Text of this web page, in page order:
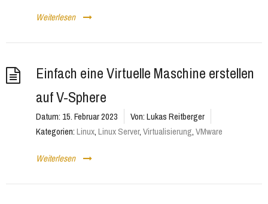
Weiterlesen
Einfach eine Virtuelle Maschine erstellen
auf V-Sphere
Datum: 15. Februar 2023 Von:Lukas Reitberger
Kategorien:Linux,Linux Server,Virtualisierung,VMware
Weiterlesen